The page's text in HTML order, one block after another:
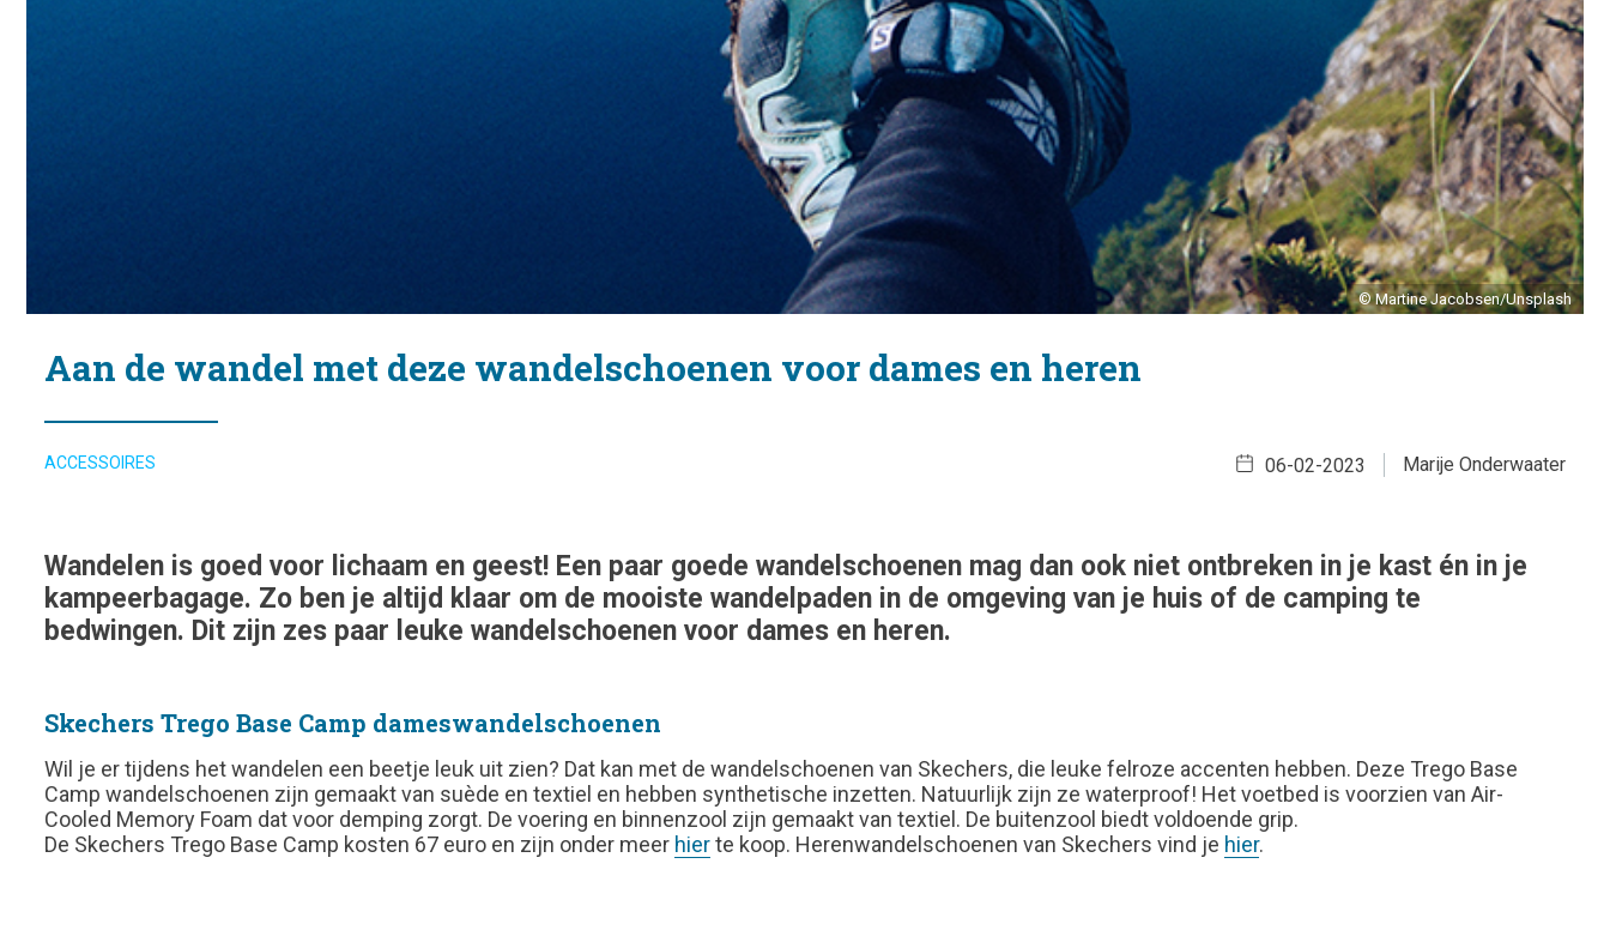
© Martine Jacobsen/Unsplash
Aan de wandel met deze wandelschoenen voor dames en heren
ACCESSOIRES Marije Onderwaater
06-02-2023
Wandelen is goed voor lichaam en geest! Een paar goede wandelschoenen mag dan ook niet ontbreken in je kast én in je
kampeerbagage. Zo ben je altijd klaar om de mooiste wandelpaden in de omgeving van je huis of de camping te
bedwingen. Dit zijn zes paar leuke wandelschoenen voor dames en heren.
Skechers Trego Base Camp dameswandelschoenen
Wil je er tijdens het wandelen een beetje leuk uit zien? Dat kan met de wandelschoenen van Skechers, die leuke felroze accenten hebben. Deze Trego Base
Camp wandelschoenen zijn gemaakt van suède en textiel en hebben synthetische inzetten. Natuurlijk zijn ze waterproof! Het voetbed is voorzien van Air-
Cooled Memory Foam dat voor demping zorgt. De voering en binnenzool zijn gemaakt van textiel. De buitenzool biedt voldoende grip.
De Skechers Trego Base Camp kosten 67 euro en zijn onder meer hierte koop. Herenwandelschoenen van Skechers vind je hier.